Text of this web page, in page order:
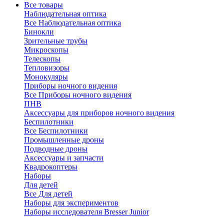
Все товары
Наблюдательная оптика
Все Наблюдательная оптика
Бинокли
Зрительные трубы
Микроскопы
Телескопы
Тепловизоры
Монокуляры
Приборы ночного видения
Все Приборы ночного видения
ПНВ
Аксессуары для приборов ночного видения
Беспилотники
Все Беспилотники
Промышленные дроны
Подводные дроны
Аксессуары и запчасти
Квадрокоптеры
Наборы
Для детей
Все Для детей
Наборы для экспериментов
Наборы исследователя Bresser Junior